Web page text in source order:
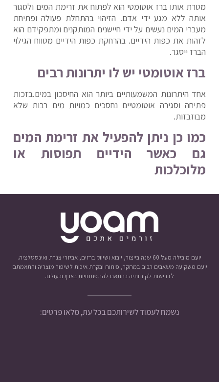
מטרת אותו ברז אוטומטי הוא לפתוח את זרימת המים ולסגור
אותה ללא מגע ידי אדם. הזיהוי בהתחלת פעולה ופתיחת
מעברי המים נעשים על ידי חיישנים המותקנים ומתפקידם הוא
לזהות את כפות הידיים. בהרחקת כפות הידיים מטווח הגילוי
הברז ייסגר.
ברז אוטומטי יש לו יתרונות רבים
אחד היתרונות המשמעותיים ביותר הוא החיסכון במים.בזכות
פתיחה וסגירה אוטומטיים נחסכים כמויות מים רבות שלא
מבוזבזות.
כמו כן ניתן להפעיל את זרימת המים
גם כאשר הידיים תפוסות או
מלוכלכות
יועם מובילה מעל 60 שנה בייצור, ייבוא ושיווק ברזים, אביזרי צנרת ואינסטלציה.
יועם משקיעה משאבים רבים במחקר, פיתוח ובקרת איכות לשיפור מוצריה והתאמתם
לדרישות לקוחותיה בהתאם להתפתחויות בארץ ובעולם.
נשמח לעמוד לשירותכם בכל עת, מלאו פרטים: